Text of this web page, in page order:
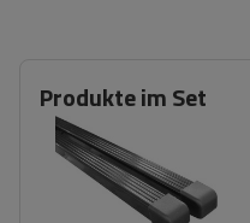
Produkte im Set